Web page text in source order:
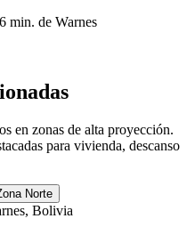
6 min. de Warnes
en zonas de alta proyección.
para vivienda, descanso
Norte